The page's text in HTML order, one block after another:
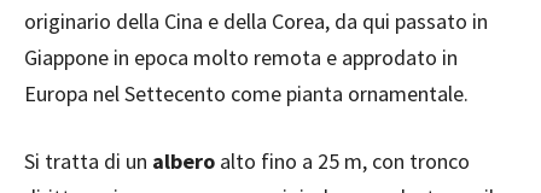
originario della Cina e della Corea, da qui passato in
Giappone in epoca molto remota e approdato in
Europa nel Settecento come pianta ornamentale.
Si tratta di un albero alto fino a 25 m, con tronco